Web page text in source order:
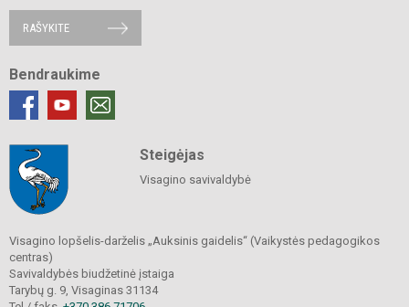
RAŠYKITE
Bendraukime
Steigėjas
Visagino savivaldybė
Visagino lopšelis-darželis „Auksinis gaidelis“ (Vaikystės pedagogikos
centras)
Savivaldybės biudžetinė įstaiga
Tarybų g. 9, Visaginas 31134